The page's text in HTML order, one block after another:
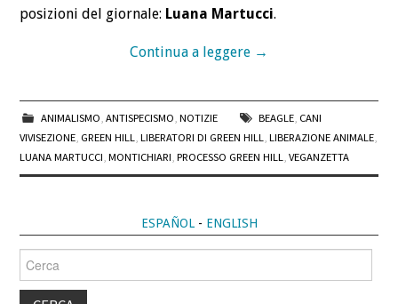
posizioni del giornale: Luana Martucci.
Continua a leggere →
ANIMALISMO, ANTISPECISMO, NOTIZIE BEAGLE, CANI
VIVISEZIONE, GREEN HILL,LIBERATORI DI GREEN HILL,LIBERAZIONE ANIMALE,
LUANA MARTUCCI,MONTICHIARI,PROCESSO GREEN HILL,VEGANZETTA
ESPAÑOL- ENGLISH
Cerca
per: